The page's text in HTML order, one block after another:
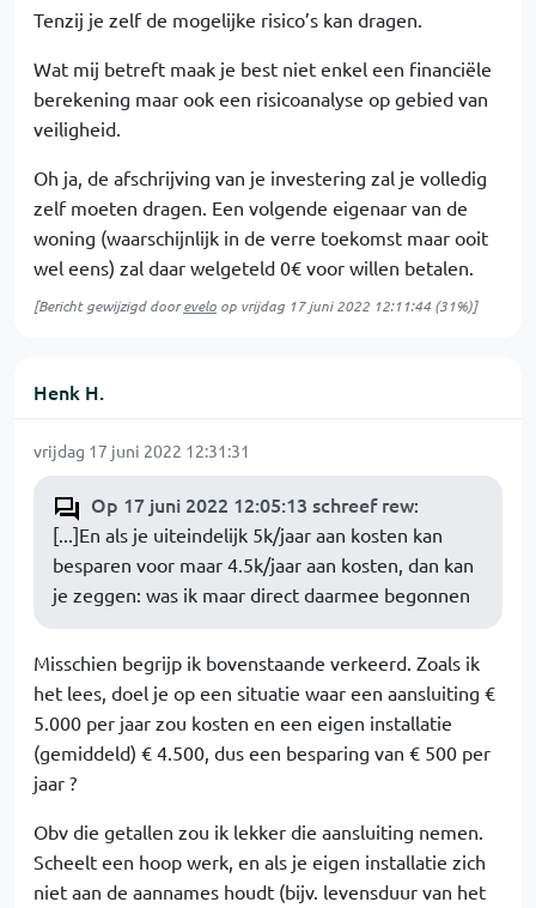
Tenzij je zelf de mogelijke risico’s kan dragen.
Wat mij betreft maak je best niet enkel een financiële
berekening maar ook een risicoanalyse op gebied van
veiligheid.
Oh ja, de afschrijving van je investering zal je volledig
zelf moeten dragen. Een volgende eigenaar van de
woning (waarschijnlijk in de verre toekomst maar ooit
wel eens) zal daar welgeteld 0€ voor willen betalen.
[Bericht gewijzigd doorevelo op vrijdag 17 juni 2022 12:11:44 (31%)]
Henk H.
vrijdag 17 juni 2022 12:31:31
Op 17 juni 2022 12:05:13 schreef rew:
[...]En als je uiteindelijk 5k/jaar aan kosten kan
besparen voor maar 4.5k/jaar aan kosten, dan kan
je zeggen: was ik maar direct daarmee begonnen
Misschien begrijp ik bovenstaande verkeerd. Zoals ik
het lees, doel je op een situatie waar een aansluiting €
5.000 per jaar zou kosten en een eigen installatie
(gemiddeld) € 4.500, dus een besparing van € 500 per
jaar ?
Obv die getallen zou ik lekker die aansluiting nemen.
Scheelt een hoop werk, en als je eigen installatie zich
niet aan de aannames houdt (bijv. levensduur van het